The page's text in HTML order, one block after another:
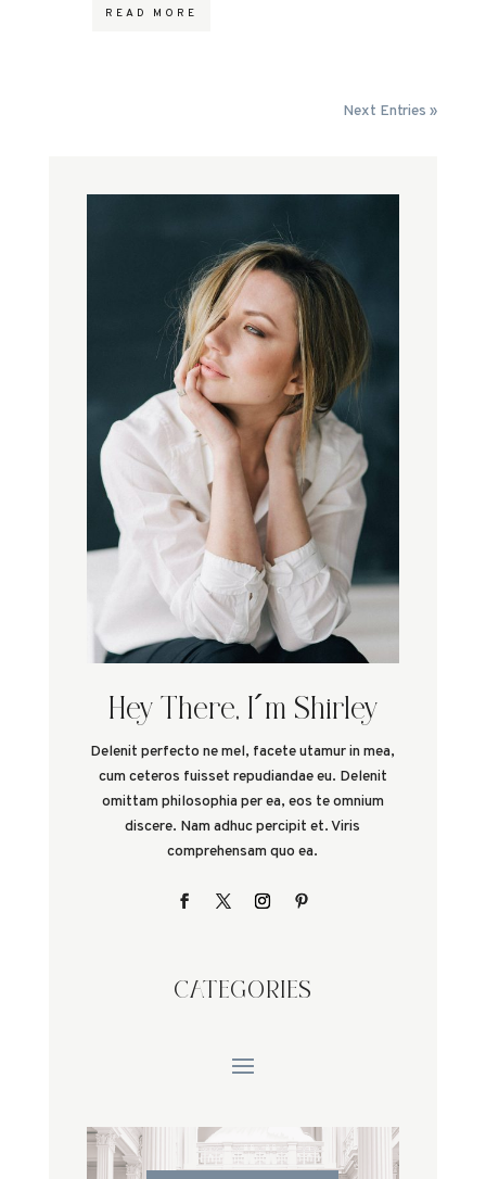
READ MORE
Next Entries »
Hey There, I´m Shirley
Delenit perfecto ne mel, facete utamur in mea,
cum ceteros fuisset repudiandae eu. Delenit
omittam philosophia per ea, eos te omnium
discere. Nam adhuc percipit et. Viris
comprehensam quo ea.
CATEGORIES